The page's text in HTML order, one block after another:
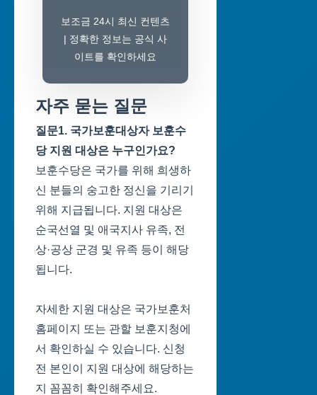
보조금 24시 최신 컨텐츠
| 정확한 정보는 공식 사
이트를 확인하세요
자주 묻는 질문
질문1. 국가보훈대상자 보훈수
당 지원 대상은 누구인가요?
보훈수당은 국가를 위해 희생하
신 분들의 숭고한 정신을 기리기
위해 지급됩니다. 지원 대상은
순국선열 및 애국지사 유족, 전
상·공상 군경 및 유족 등이 해당
됩니다.
자세한 지원 대상은 국가보훈처
홈페이지 또는 관할 보훈지청에
서 확인하실 수 있습니다. 신청
전 본인이 지원 대상에 해당하는
지 꼼꼼히 확인해주세요.